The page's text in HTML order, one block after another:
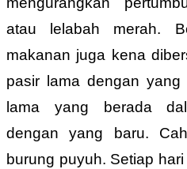
atau lelabah merah.
makanan juga kena
pasir lama dengan
lama yang berada
dengan yang baru.
burung puyuh. Setiap